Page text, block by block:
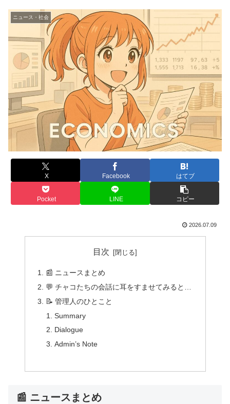
ニュース・社会
X Facebook はてブ
Pocket LINE コピー
2026.07.09
目次
📰 ニュースまとめ
💬 チャコたちの会話に耳をすませてみると…
📝 管理人のひとこと
Summary
Dialogue
Admin’s Note
📰 ニュースまとめ